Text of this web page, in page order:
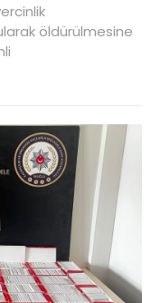
öldürülmesine